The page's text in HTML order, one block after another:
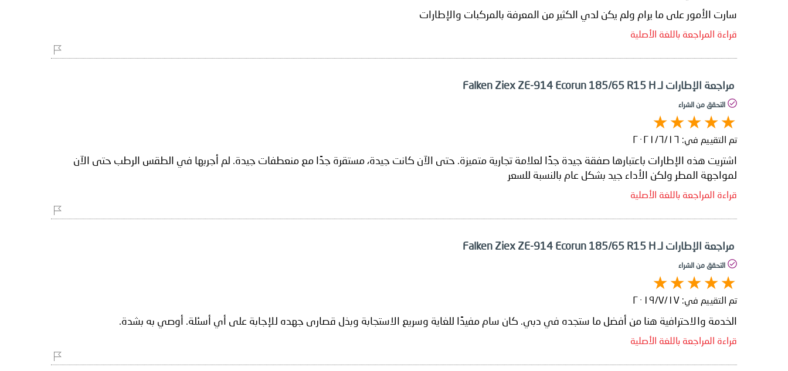
سارت الأمور على ما يرام ولم يكن لدي الكثير من المعرفة بالمركبات والإطارات
قراءة المراجعة باللغة الأصلية
مراجعة الإطارات لـ Falken Ziex ZE-914 Ecorun 185/65 R15 H
التحقق من الشراء
تم التقييم في: ١٦‏/٦‏/٢٠٢١
اشتريت هذه الإطارات باعتبارها صفقة جيدة جدًا لعلامة تجارية متميزة. حتى الآن كانت جيدة، مستقرة جدًا مع منعطفات جيدة. لم أجربها في الطقس الرطب حتى الآن
لمواجهة المطر ولكن الأداء جيد بشكل عام بالنسبة للسعر
قراءة المراجعة باللغة الأصلية
مراجعة الإطارات لـ Falken Ziex ZE-914 Ecorun 185/65 R15 H
التحقق من الشراء
تم التقييم في: ١٧‏/٧‏/٢٠١٩
الخدمة والاحترافية هنا من أفضل ما ستجده في دبي. كان سام مفيدًا للغاية وسريع الاستجابة وبذل قصارى جهده للإجابة على أي أسئلة. أوصي به بشدة.
قراءة المراجعة باللغة الأصلية